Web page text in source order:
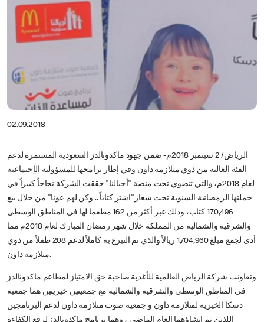
02.09.2018
الرياض/ 2 سبتمبر 2018م- ضمن جهود ماكدونالدز السعودية المستمرة لدعم
الفئة الغالية من ذوي متلازمة داون وفي إطار برامجها للمسؤولية الإجتماعية
لعام 2018م، والتي تنضوي تحت منصة "أجيالنا" حققت الشركة نجاحاً كبيراً في
حملتها الرمضانية السنوية تحت شعار"اشترِ كتاباً .. وكن لهم عونا" من خلال بيع
170,496 كتاب، وذلك عبر أكثر من 162 مطعما لها في المناطق الوسطى
والشرقية والشمالية من المملكة خلال شهر رمضان المبارك لعام 2018م مما
أدى لجمع مبلغ 1,704,960 ريالاً والذي تم التبرع به كاملاً لدعم 208 طفلاً من ذوي
متلازمة داون.
وتعاونت شركة الرياض العالمية للأغذية صاحبة حق الامتياز لمطاعم ماكدونالدز
في المناطق الوسطى والشرقية والشمالية مع جمعيتين خيريتين هما جمعية
دسكا الخيرية لمتلازمة داون و جمعية صوت متلازمة داون لدعم البرنامجين
اللذين تم انشاؤهما العام الماضي ، وهما برنامج ماكدونالدز لرفع الكفاءة